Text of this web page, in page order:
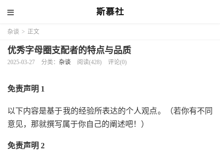
斯慕社
杂谈 > 正文
优秀字母圈支配者的特点与品质
2025-03-27 分类： 杂谈 阅读(428) 评论(0)
免责声明 1
以下内容是基于我的经验所表达的个人观点。（若你有不同
意见，那就撰写属于你自己的阐述吧！）
免责声明 2